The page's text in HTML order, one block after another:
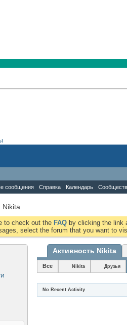
сообщения Справка Календарь
Nikita
to check out the FAQ by clicking the link
select the forum that you want to
Активность Nikita
Все Nikita Друзья
No Recent Activity